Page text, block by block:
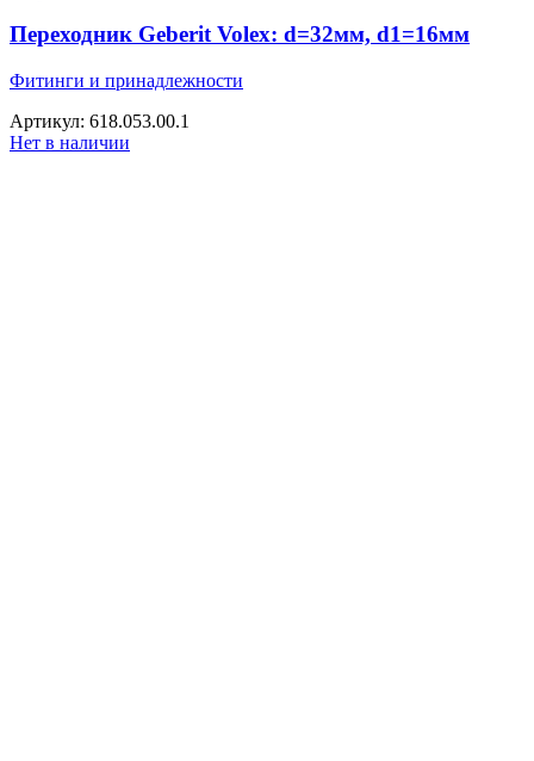
Переходник Geberit Volex: d=32мм, d1=16мм
Фитинги и принадлежности
Артикул: 618.053.00.1
Нет в наличии